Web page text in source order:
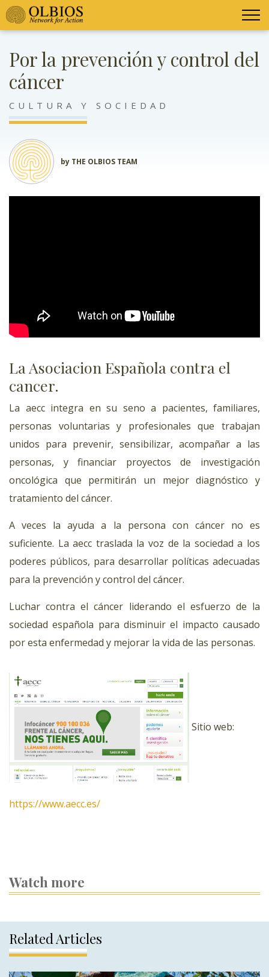
Por la prevención y control del
cáncer
CULTURA Y SOCIEDAD
by THE OLBIOS TEAM
La Asociacion Española contra el
cancer.
La aecc integra en su seno a pacientes, familiares,
personas voluntarias y profesionales que trabajan
unidos para prevenir, sensibilizar, acompañar a las
personas, y financiar proyectos de investigación
oncológica que permitirán un mejor diagnóstico y
tratamiento del cáncer.
A veces la ayuda a la persona con cáncer no es
suficiente. La aecc traslada la voz de la sociedad a los
poderes públicos, para desarrollar políticas adecuadas
para la prevención y control del cáncer.
Luchar contra el cáncer liderando el esfuerzo de la
sociedad española para disminuir el impacto causado
por esta enfermedad y mejorar la vida de las personas.
Sitio web:
https://www.aecc.es/
Watch more
Related Articles